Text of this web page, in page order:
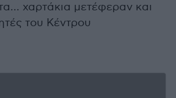
χαρτάκια μετέφεραν και
του Κέντρου